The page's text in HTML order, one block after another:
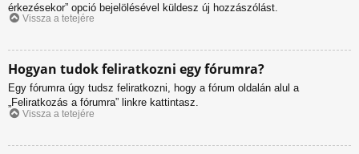
érkezésekor” opció bejelölésével küldesz új hozzászólást.
Vissza a tetejére
Hogyan tudok feliratkozni egy fórumra?
Egy fórumra úgy tudsz feliratkozni, hogy a fórum oldalán alul a
„Feliratkozás a fórumra” linkre kattintasz.
Vissza a tetejére